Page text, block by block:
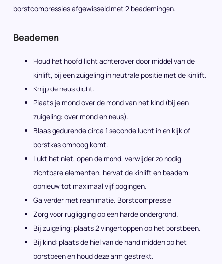
borstcompressies afgewisseld met 2 beademingen.
Beademen
Houd het hoofd licht achterover door middel van de
kinlift, bij een zuigeling in neutrale positie met de kinlift.
Knijp de neus dicht.
Plaats je mond over de mond van het kind (bij een
zuigeling: over mond en neus).
Blaas gedurende circa 1 seconde lucht in en kijk of
borstkas omhoog komt.
Lukt het niet, open de mond, verwijder zo nodig
zichtbare elementen, hervat de kinlift en beadem
opnieuw tot maximaal vijf pogingen.
Ga verder met reanimatie. Borstcompressie
Zorg voor rugligging op een harde ondergrond.
Bij zuigeling: plaats 2 vingertoppen op het borstbeen.
Bij kind: plaats de hiel van de hand midden op het
borstbeen en houd deze arm gestrekt.